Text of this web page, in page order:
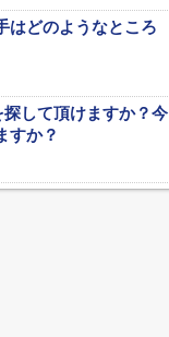
はどのようなところ
して頂けますか？今
すか？